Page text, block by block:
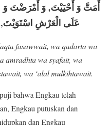
أَمَتَّ وَ أَحْيَيْتَ, وَ أَمْرَضْتَ وَ
عَلَى الْعَرْشِ
fasawwait, wa qadarta wa
amradhta wa syafait, wa
wa ‘alal mulkihtawait.
bahwa Engkau telah
Engkau putuskan dan
dan Engkau